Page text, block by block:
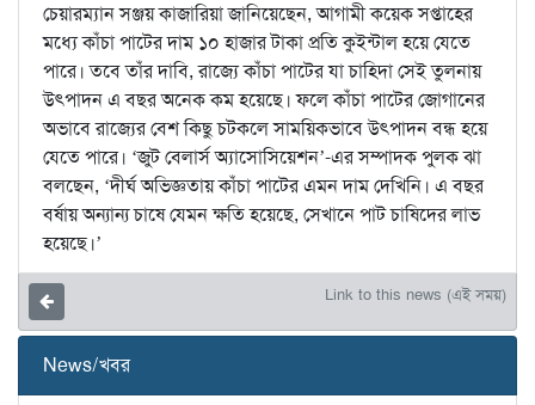
চেয়ারম্যান সঞ্জয় কাজারিয়া জানিয়েছেন, আগামী কয়েক সপ্তাহের
মধ্যে কাঁচা পাটের দাম ১০ হাজার টাকা প্রতি কুইন্টাল হয়ে যেতে
পারে। তবে তাঁর দাবি, রাজ্যে কাঁচা পাটের যা চাহিদা সেই তুলনায়
উৎপাদন এ বছর অনেক কম হয়েছে। ফলে কাঁচা পাটের জোগানের
অভাবে রাজ্যের বেশ কিছু চটকলে সাময়িকভাবে উৎপাদন বন্ধ হয়ে
যেতে পারে। ‘জুট বেলার্স অ্যাসোসিয়েশন’-এর সম্পাদক পুলক ঝা
বলছেন, ‘দীর্ঘ অভিজ্ঞতায় কাঁচা পাটের এমন দাম দেখিনি। এ বছর
বর্ষায় অন্যান্য চাষে যেমন ক্ষতি হয়েছে, সেখানে পাট চাষিদের লাভ
হয়েছে।’
Link to this news (এই সময়)
News/খবর